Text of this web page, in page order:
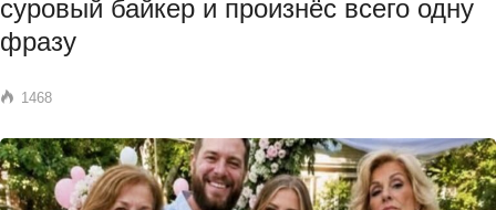
суровый байкер и произнёс всего одну
фразу
1468